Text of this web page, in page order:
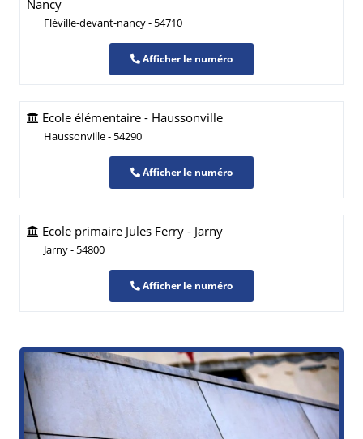
Nancy
Fléville-devant-nancy - 54710
Afficher le numéro
Ecole élémentaire - Haussonville
Haussonville - 54290
Afficher le numéro
Ecole primaire Jules Ferry - Jarny
Jarny - 54800
Afficher le numéro